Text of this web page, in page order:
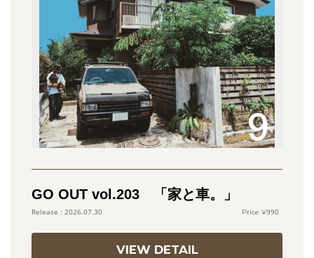
GO OUT vol.203 「家と車。」
2026.07.30 990
VIEW DETAIL